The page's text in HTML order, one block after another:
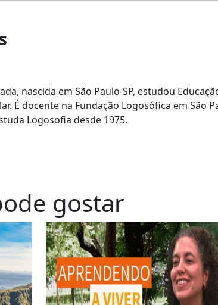
nascida em São Paulo-SP, estudou
É docente na Fundação Logosófica em São
Logosofia desde 1975.
gostar